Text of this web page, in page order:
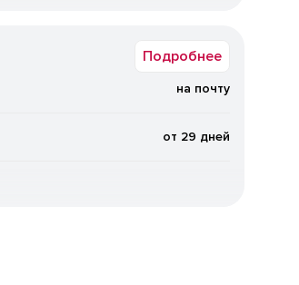
Подробнее
на почту
от 29 дней